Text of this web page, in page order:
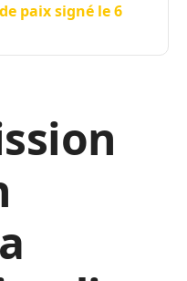
paix signé le 6